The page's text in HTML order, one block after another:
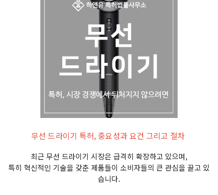
무선 드라이기 특허, 중요성과 요건 그리고 절차
최근 무선 드라이기 시장은 급격히 확장하고 있으며,
특히 혁신적인 기술을 갖춘 제품들이 소비자들의 큰 관심을 끌고 있
습니다.